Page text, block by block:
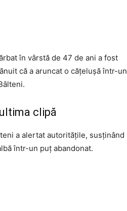
în vârstă de 47 de ani a fost
că a aruncat o cățelușă într-un
clipă
a alertat autoritățile, susținând
într-un puț abandonat.